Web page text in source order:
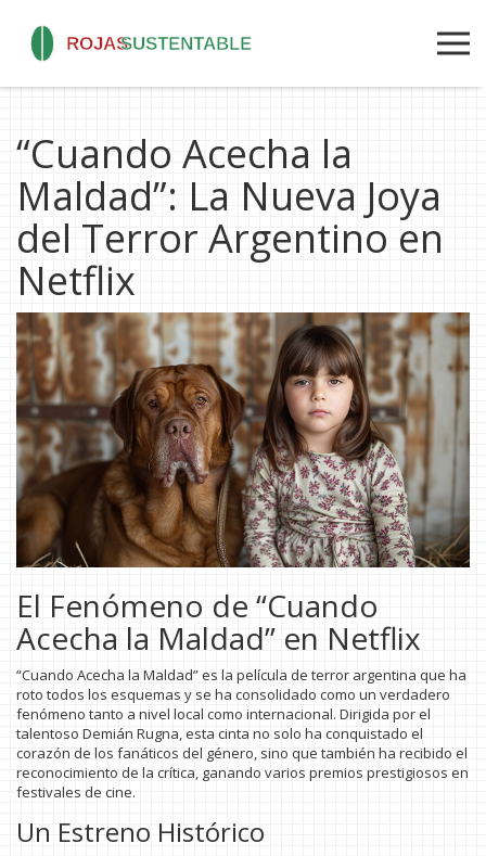
“Cuando Acecha la
Maldad”: La Nueva Joya
del Terror Argentino en
Netflix
El Fenómeno de “Cuando
Acecha la Maldad” en Netflix
“Cuando Acecha la Maldad” es la película de terror argentina que ha
roto todos los esquemas y se ha consolidado como un verdadero
fenómeno tanto a nivel local como internacional. Dirigida por el
talentoso Demián Rugna, esta cinta no solo ha conquistado el
corazón de los fanáticos del género, sino que también ha recibido el
reconocimiento de la crítica, ganando varios premios prestigiosos en
festivales de cine.
Un Estreno Histórico